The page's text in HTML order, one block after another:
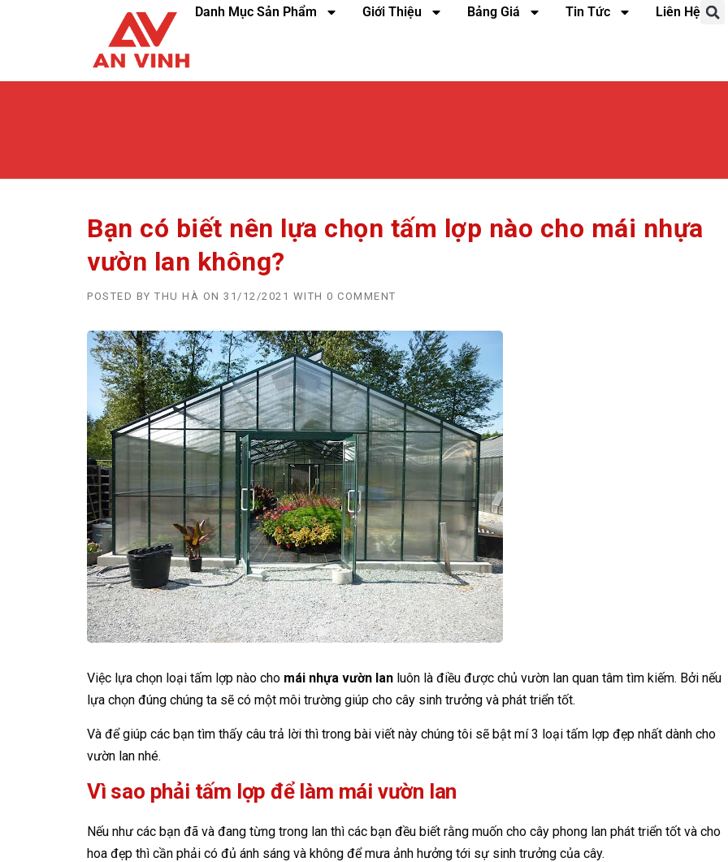
Danh Mục Sản Phẩm Giới Thiệu Bảng Giá Tin Tức Liên Hệ
Bạn có biết nên lựa chọn tấm lợp nào cho mái nhựa
vườn lan không?
POSTED BY THU HÀ ON 31/12/2021 WITH 0 COMMENT
Việc lựa chọn loại tấm lợp nào cho mái nhựa vườn lan luôn là điều được chủ vườn lan quan tâm tìm kiếm. Bởi nếu
lựa chọn đúng chúng ta sẽ có một môi trường giúp cho cây sinh trưởng và phát triển tốt.
Và để giúp các bạn tìm thấy câu trả lời thì trong bài viết này chúng tôi sẽ bật mí 3 loại tấm lợp đẹp nhất dành cho
vườn lan nhé.
Vì sao phải tấm lợp để làm mái vườn lan
Nếu như các bạn đã và đang từng trong lan thì các bạn đều biết rằng muốn cho cây phong lan phát triển tốt và cho
hoa đẹp thì cần phải có đủ ánh sáng và không để mưa ảnh hưởng tới sự sinh trưởng của cây.